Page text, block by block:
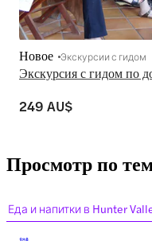
Экскурсия с гидом по
Новое Экскурсии с гидом
249 AU$
Просмотр по
Еда и напитки в Hunter